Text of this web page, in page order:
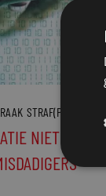
NIET ALLEEN